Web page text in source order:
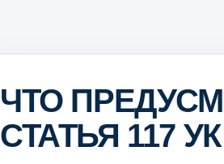
ЧТО
СТАТЬЯ 117